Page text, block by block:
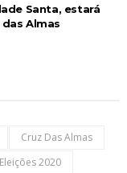
Santa, estará
Almas
Cruz Das Almas
Eleições 2020